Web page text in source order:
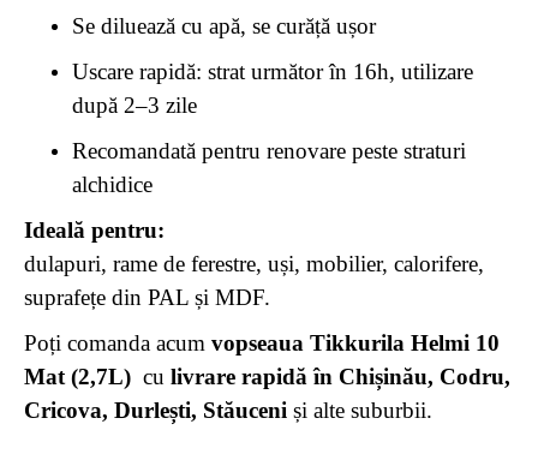
Se diluează cu apă, se curăță ușor
Uscare rapidă: strat următor în 16h, utilizare
după 2–3 zile
Recomandată pentru renovare peste straturi
alchidice
Ideală pentru:
dulapuri, rame de ferestre, uși, mobilier, calorifere,
suprafețe din PAL și MDF.
Poți comanda acum vopseaua Tikkurila Helmi 10
Mat (2,7L) cu livrare rapidă în Chișinău, Codru,
Cricova, Durlești, Stăuceni și alte suburbii.